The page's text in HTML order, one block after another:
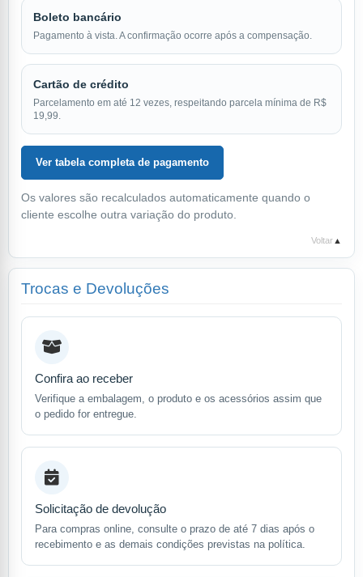
Boleto bancário
Pagamento à vista. A confirmação ocorre após a compensação.
Cartão de crédito
Parcelamento em até 12 vezes, respeitando parcela mínima de R$
19,99.
Ver tabela completa de pagamento
Os valores são recalculados automaticamente quando o
cliente escolhe outra variação do produto.
Voltar ▲
Trocas e Devoluções
Confira ao receber
Verifique a embalagem, o produto e os acessórios assim que
o pedido for entregue.
Solicitação de devolução
Para compras online, consulte o prazo de até 7 dias após o
recebimento e as demais condições previstas na política.